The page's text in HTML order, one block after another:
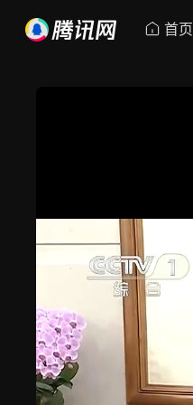
首页